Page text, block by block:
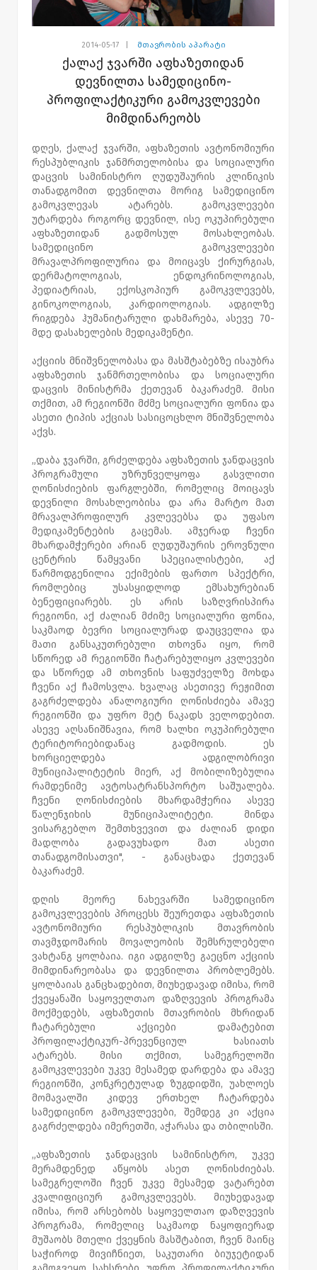
2014-05-17| მთავრობის აპარატი
ქალაქ ჯვარში აფხაზეთიდან
დევნილთა სამედიცინო-
პროფილაქტიკური გამოკვლევები
მიმდინარეობს
დღეს, ქალაქ ჯვარში, აფხაზეთის ავტონომიური
რესპუბლიკის ჯანმრთელობისა და სოციალური
დაცვის სამინისტრო ღუდუშაურის კლინიკის
თანადგომით დევნილთა მორიგ სამედიცინო
გამოკვლევას ატარებს. გამოკვლევები
უტარდება როგორც დევნილ, ისე ოკუპირებული
აფხაზეთიდან გადმოსულ მოსახლეობას.
სამედიცინო გამოკვლევები
მრავალპროფილურია და მოიცავს ქირურგიას,
დერმატოლოგიას, ენდოკრინოლოგიას,
პედიატრიას, ექოსკოპიურ გამოკვლევებს,
გინოკოლოგიას, კარდიოლოგიას. ადგილზე
რიგდება ჰუმანიტარული დახმარება, ასევე 70-
მდე დასახელების მედიკამენტი.
აქციის მნიშვნელობასა და მასშტაბებზე ისაუბრა
აფხაზეთის ჯანმრთელობისა და სოციალური
დაცვის მინისტრმა ქეთევან ბაკარაძემ. მისი
თქმით, ამ რეგიონში მძმე სოციალური ფონია და
ასეთი ტიპის აქციას სასიცოცხლო მნიშვნელობა
აქვს.
„დაბა ჯვარში, გრძელდება აფხაზეთის ჯანდაცვის
პროგრამული უზრუნველყოფა გასვლითი
ღონისძიების ფარგლებში, რომელიც მოიცავს
დევნილი მოსახლეობისა და არა მარტო მათ
მრავალპროფილურ კვლევებსა და უფასო
მედიკამენტების გაცემას. ამჯერად ჩვენი
მხარდამჭერები არიან ღუდუშაურის ეროვნული
ცენტრის წამყვანი სპეციალისტები, აქ
წარმოდგენილია ექიმების ფართო სპექტრი,
რომლებიც უსასყიდლოდ ემსახურებიან
ბენეფიციარებს. ეს არის საზღვრისპირა
რეგიონი, აქ ძალიან მძიმე სოციალური ფონია,
საკმაოდ ბევრი სოციალურად დაუცველია და
მათი განსაკუთრებული თხოვნა იყო, რომ
სწორედ ამ რეგიონში ჩატარებულიყო კვლევები
და სწორედ ამ თხოვნის საფუძველზე მოხდა
ჩვენი აქ ჩამოსვლა. ხვალაც ასეთივე რეჟიმით
გაგრძელდება ანალოგიური ღონისძიება ამავე
რეგიონში და უფრო მეტ ნაკადს ველოდებით.
ასევე აღსანიშნავია, რომ ხალხი ოკუპირებული
ტერიტორიებიდანაც გადმოდის. ეს
ხორციელდება ადგილობრივი
მუნიციპალიტეტის მიერ, აქ მობილიზებულია
რამდენიმე ავტოსატრანსპორტო საშუალება.
ჩვენი ღონისძიების მხარდამჭერია ასევე
წალენჯიხის მუნიციპალიტეტი. მინდა
ვისარგებლო შემთხვევით და ძალიან დიდი
მადლობა გადავუხადო მათ ასეთი
თანადგომისათვი", - განაცხადა ქეთევან
ბაკარაძემ.
დღის მეორე ნახევარში სამედიცინო
გამოკვლევების პროცესს შეურეთდა აფხაზეთის
ავტონომიური რესპუბლიკის მთავრობის
თავმჯდომარის მოვალეობის შემსრულებელი
ვახტანგ ყოლბაია. იგი ადგილზე გაეცნო აქციის
მიმდინარეობასა და დევნილთა პრობლემებს.
ყოლბაიას განცხადებით, მიუხედავად იმისა, რომ
ქვეყანაში საყოველთაო დაზღვევის პროგრამა
მოქმედებს, აფხაზეთის მთავრობის მხრიდან
ჩატარებული აქციები დამატებით
პროფილაქტიკურ-პრევენციულ ხასიათს
ატარებს. მისი თქმით, სამეგრელოში
გამოკვლევები უკვე მესამედ დარდება და ამავე
რეგიონში, კონკრეტულად ზუგდიდში, უახლოეს
მომავალში კიდევ ერთხელ ჩატარდება
სამედიცინო გამოკვლევები, შემდეგ კი აქცია
გაგრძელდება იმერეთში, აჭარასა და თბილისში.
„აფხაზეთის ჯანდაცვის სამინისტრო, უკვე
მერამდენედ აწყობს ასეთ ღონისძიებას.
სამეგრელოში ჩვენ უკვე მესამედ ვატარებთ
კვალიფიციურ გამოკვლევებს. მიუხედავად
იმისა, რომ არსებობს საყოველთაო დაზღვევის
პროგრამა, რომელიც საკმაოდ ნაყოფიერად
მუშაობს მთელი ქვეყნის მასშტაბით, ჩვენ მაინც
საჭიროდ მივიჩნიეთ, საკუთარი ბიუჯეტიდან